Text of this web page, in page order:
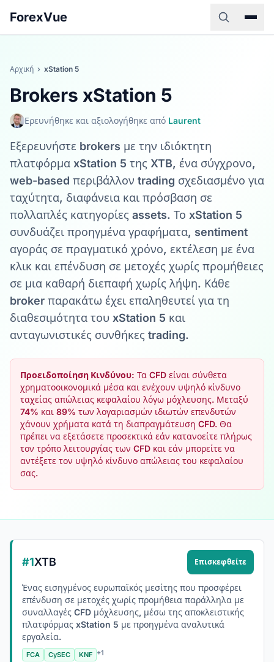
ForexVue
Αρχική › xStation 5
Brokers xStation 5
Ερευνήθηκε και αξιολογήθηκε από Laurent
Εξερευνήστε brokers με την ιδιόκτητη
πλατφόρμα xStation 5 της XTB, ένα σύγχρονο,
web-based περιβάλλον trading σχεδιασμένο για
ταχύτητα, διαφάνεια και πρόσβαση σε
πολλαπλές κατηγορίες assets. Το xStation 5
συνδυάζει προηγμένα γραφήματα, sentiment
αγοράς σε πραγματικό χρόνο, εκτέλεση με ένα
κλικ και επένδυση σε μετοχές χωρίς προμήθειες
σε μια καθαρή διεπαφή χωρίς λήψη. Κάθε
broker παρακάτω έχει επαληθευτεί για τη
διαθεσιμότητα του xStation 5 και
ανταγωνιστικές συνθήκες trading.
Προειδοποίηση Κινδύνου: Τα CFD είναι σύνθετα
χρηματοοικονομικά μέσα και ενέχουν υψηλό κίνδυνο
ταχείας απώλειας κεφαλαίου λόγω μόχλευσης. Μεταξύ
74% και 89% των λογαριασμών ιδιωτών επενδυτών
χάνουν χρήματα κατά τη διαπραγμάτευση CFD. Θα
πρέπει να εξετάσετε προσεκτικά εάν κατανοείτε πλήρως
τον τρόπο λειτουργίας των CFD και εάν μπορείτε να
αντέξετε τον υψηλό κίνδυνο απώλειας του κεφαλαίου
σας.
#1XTB Επισκεφθείτε
Ένας εισηγμένος ευρωπαϊκός μεσίτης που προσφέρει
επένδυση σε μετοχές χωρίς προμήθεια παράλληλα με
συναλλαγές CFD μόχλευσης, μέσω της αποκλειστικής
πλατφόρμας xStation 5 με προηγμένα αναλυτικά
εργαλεία.
FCA CySEC KNF +1